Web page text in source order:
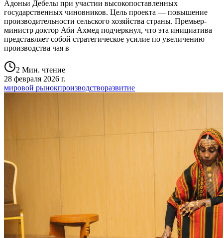
Адоньи Дебелы при участии высокопоставленных
государственных чиновников. Цель проекта — повышение
производительности сельского хозяйства страны. Премьер-
министр доктор Аби Ахмед подчеркнул, что эта инициатива
представляет собой стратегическое усилие по увеличению
производства чая в
2 Мин. чтение
28 февраля 2026 г.
мировой рынокпроизводстворазвитие